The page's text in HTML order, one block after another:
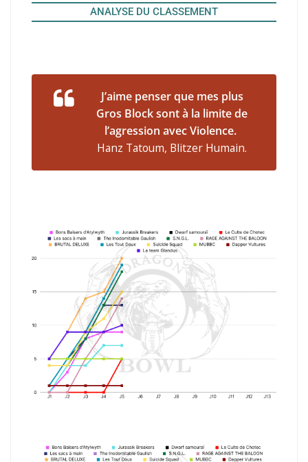
ANALYSE DU CLASSEMENT
J’aime penser que mes plus
Gros Block sont à la limite de
l’agression avec Violence.
Hanz Tatoum, Blitzer Humain.